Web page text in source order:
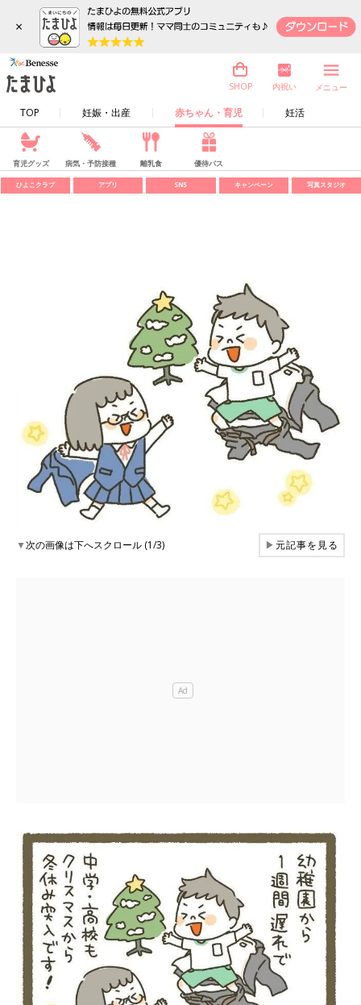
×
TOP 妊娠・出産 赤ちゃん・育児 妊活
SHOP 内祝い メニュー
育児グッズ 病気・予防接種 離乳食 優待パス
ひよこクラブ アプリ SNS キャンペーン 写真スタジオ
▼次の画像は下へスクロール (1/3) ▶元記事を見る